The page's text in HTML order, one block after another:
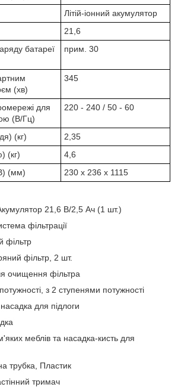
Літій-іонний акумулятор
21,6
батареї
прим. 30
(хв)
345
для
(В/Гц)
220 - 240 / 50 - 60
(кг)
2,35
(кг)
4,6
(мм)
230 x 236 x 1115
21,6 В/2,5 Ач (1 шт.)
фільтрації
фільтр
фільтр, 2 шт.
очищення фільтра
з 2 ступенями потужності
для підлоги
меблів та насадка-кисть для
трубка, Пластик
тримач